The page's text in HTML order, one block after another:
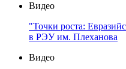
Видео
"Точки роста:
в РЭУ им. Плеханова
Видео